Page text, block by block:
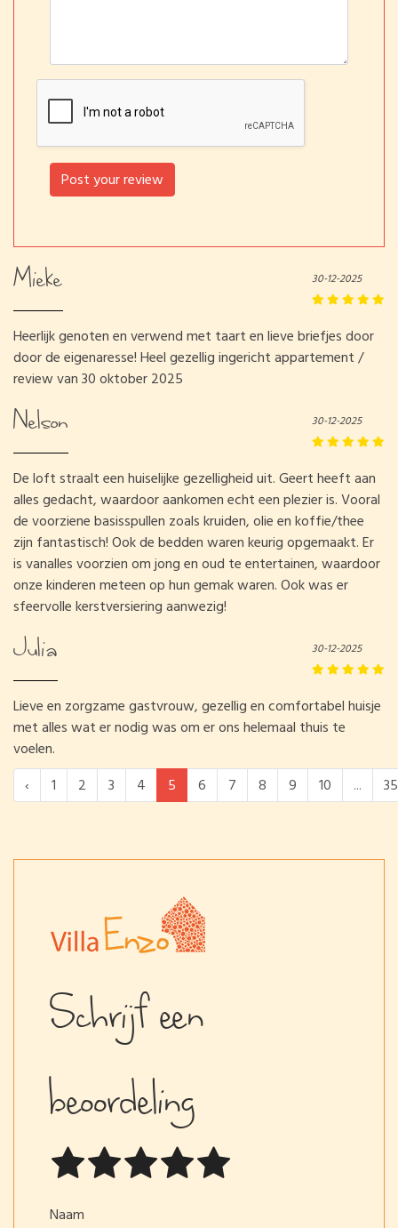
Post your review
Mieke 30-12-2025
Heerlijk genoten en verwend met taart en lieve briefjes door
door de eigenaresse! Heel gezellig ingericht appartement /
review van 30 oktober 2025
Nelson 30-12-2025
De loft straalt een huiselijke gezelligheid uit. Geert heeft aan
alles gedacht, waardoor aankomen echt een plezier is. Vooral
de voorziene basisspullen zoals kruiden, olie en koffie/thee
zijn fantastisch! Ook de bedden waren keurig opgemaakt. Er
is vanalles voorzien om jong en oud te entertainen, waardoor
onze kinderen meteen op hun gemak waren. Ook was er
sfeervolle kerstversiering aanwezig!
Julia 30-12-2025
Lieve en zorgzame gastvrouw, gezellig en comfortabel huisje
met alles wat er nodig was om er ons helemaal thuis te
voelen.
‹
1 2 3 4 5 6 7 8 9 10 ... 35
Schrijf een
beoordeling
Naam